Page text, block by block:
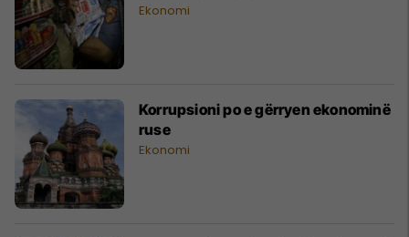
Ekonomi
Korrupsioni po e gërryen ekonominë
ruse
Ekonomi